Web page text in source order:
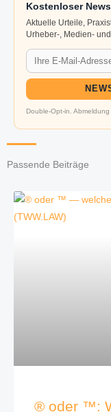
Kostenloser
Aktuelle Urteile,
Urheber-, Medien-
Double-Opt-in.
Passende Beiträge
® oder ™: